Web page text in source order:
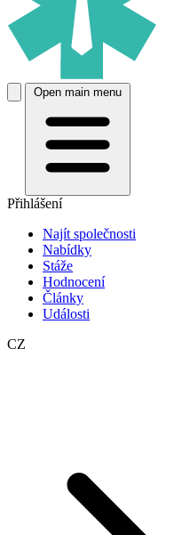
Open main menu
Přihlášení
Najít společnosti
Nabídky
Stáže
Hodnocení
Články
Události
CZ